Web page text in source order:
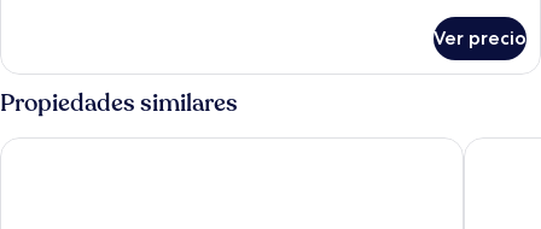
(Mobility/Hearing
Roll-
In
estudio,
1
cama
matrimonial
(Mobility/Hearing
Ver precio
Propiedades similares
Hyatt Regency Seattle